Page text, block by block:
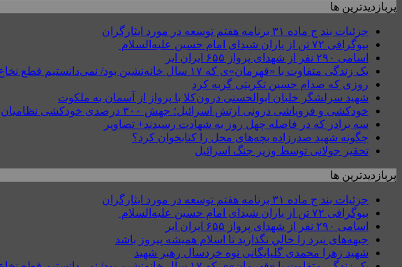
پربازدیدترین ها
جزئیات بند ج ماده ۳۱ برنامه هفتم توسعه در مورد ایثارگران
بیوگرافی ۷۲ تن از یاران شیدای امام حسین علیه‌السلام
اسامی ۲۹۰ نفر از شهدای پرواز ۶۵۵ ایران ایر
یک زندگی متفاوت با «قهرمان»ی که ۱۷ سال خانه‌نشین بود/ نمی‌دانستیم قطع نخاع گردنی یعنی چه؟
روزی که صدام حسین تکریتی گریه کرد
شهید سرلشگر خلبان ابوالحسنی درون‌کلا با پرواز از آسمان به ملکوت
خودکشی و فروپاشی درونی ارتش اسرائیل؛ جهش ۳۰۰ درصدی خودکشی نظامیان
سه برادر که در فاصله چهل روز به شهادت رسیدند+ تصاویر
چگونه شهید صدرزاده بچه‌های محل را کتابخوان کرد؟
تحقیر جولانی توسط وزیر جنگ اسرائیل
پربازدیدترین ها
جزئیات بند ج ماده ۳۱ برنامه هفتم توسعه در مورد ایثارگران
بیوگرافی ۷۲ تن از یاران شیدای امام حسین علیه‌السلام
اسامی ۲۹۰ نفر از شهدای پرواز ۶۵۵ ایران ایر
جبهه‌های نبرد را خالي نگذاريد تا اسلام هميشه پيروز باشد
شهید زهرا محمدی گلپایگانی نوه خردسال رهبر شهید